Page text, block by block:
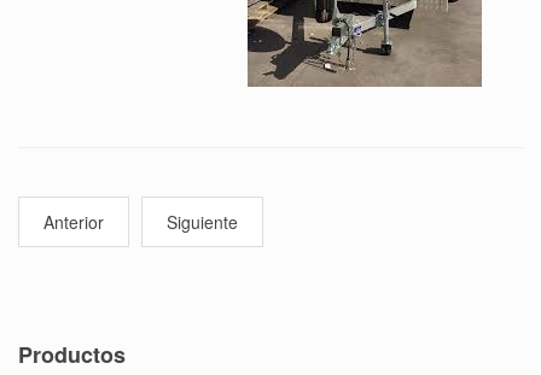
Anterior Siguiente
Productos